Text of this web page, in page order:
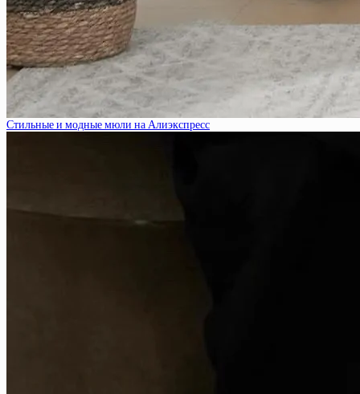
Стильные и модные мюли на Алиэкспресс